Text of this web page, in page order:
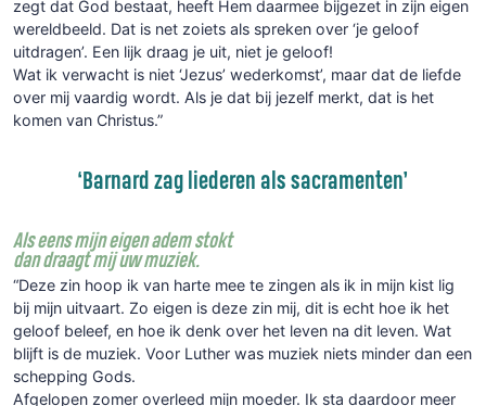
zegt dat God bestaat, heeft Hem daarmee bijgezet in zijn eigen
wereldbeeld. Dat is net zoiets als spreken over ‘je geloof
uitdragen’. Een lijk draag je uit, niet je geloof!
Wat ik verwacht is niet ‘Jezus’ wederkomst’, maar dat de liefde
over mij vaardig wordt. Als je dat bij jezelf merkt, dat is het
komen van Christus.”
‘Barnard zag liederen als sacramenten’
Als eens mijn eigen adem stokt
dan draagt mij uw muziek.
“Deze zin hoop ik van harte mee te zingen als ik in mijn kist lig
bij mijn uitvaart. Zo eigen is deze zin mij, dit is echt hoe ik het
geloof beleef, en hoe ik denk over het leven na dit leven. Wat
blijft is de muziek. Voor Luther was muziek niets minder dan een
schepping Gods.
Afgelopen zomer overleed mijn moeder. Ik sta daardoor meer